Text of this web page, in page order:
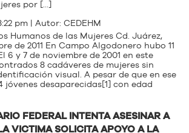
por […]
pm | Autor: CEDEHM
Humanos de las Mujeres Cd. Juárez,
de 2011 En Campo Algodonero hubo 11
6 y 7 de noviembre de 2001 en este
8 cadáveres de mujeres sin
visual. A pesar de que en ese
jóvenes desaparecidas[1] con edad
FEDERAL INTENTA ASESINAR A
VICTIMA SOLICITA APOYO A LA